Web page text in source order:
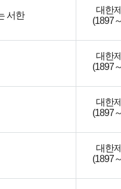
서한
대한
(1897
대한
(1897
대한
(1897
대한
(1897